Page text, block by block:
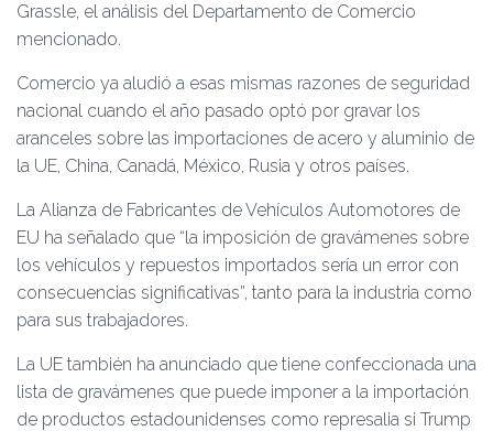
Grassle, el análisis del Departamento de Comercio
mencionado.
Comercio ya aludió a esas mismas razones de seguridad
nacional cuando el año pasado optó por gravar los
aranceles sobre las importaciones de acero y aluminio de
la UE, China, Canadá, México, Rusia y otros países.
La Alianza de Fabricantes de Vehículos Automotores de
EU ha señalado que “la imposición de gravámenes sobre
los vehículos y repuestos importados sería un error con
consecuencias significativas”, tanto para la industria como
para sus trabajadores.
La UE también ha anunciado que tiene confeccionada una
lista de gravámenes que puede imponer a la importación
de productos estadounidenses como represalia si Trump